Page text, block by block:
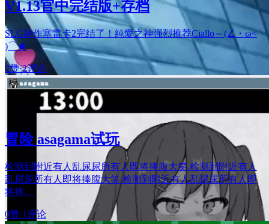
V1.13官中完结版+存档
SLG神作塞雷卡2完结了！純愛之神强烈推荐Ciallo～(∠・ω<
)⌒★
2赞·2评论
冒险 asagama试玩
检测到附近有人乱尿尿所有人即将捧腹大笑.检测到附近有人
乱尿尿所有人即将捧腹大笑.检测到附近有人乱尿尿所有人即
将捧…
0赞·1评论